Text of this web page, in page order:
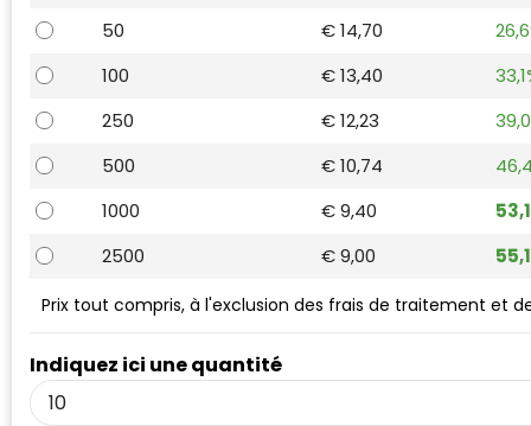
MyKit
Ocean Bottle
Parker
Waterman
50
€ 14,70
100
€ 13,40
250
€ 12,23
500
€ 10,74
1000
€ 9,40
2500
€ 9,00
Indiquez ici une quantité
Prix tout compris, à l'exclusion des frais de traitement et